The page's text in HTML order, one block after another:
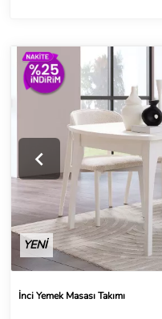
YENİ
İnci Yemek Masası Takımı